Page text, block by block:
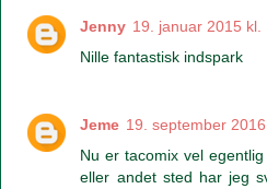
Jenny 19. januar 2015 kl.
Nille fantastisk indspark
Jeme 19. september
Nu er tacomix vel
eller andet sted har jeg